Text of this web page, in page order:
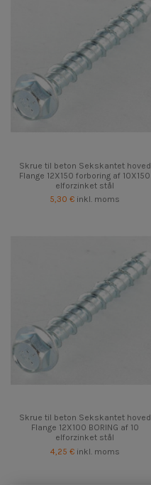
Skrue til beton Sekskantet hoved
Flange 12X150 forboring af 10X150
elforzinket stål
5,30 € inkl. moms
Skrue til beton Sekskantet hoved
Flange 12X100 BORING af 10
elforzinket stål
4,25 € inkl. moms